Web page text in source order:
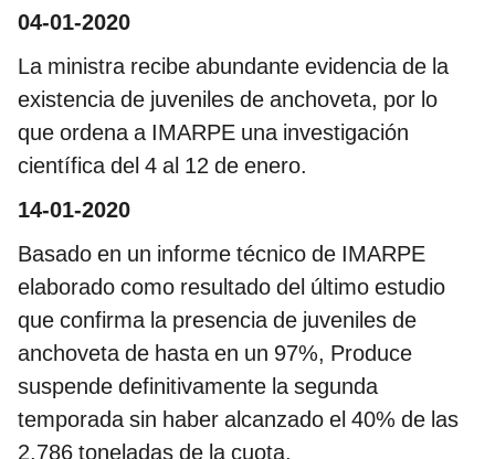
04-01-2020
La ministra recibe abundante evidencia de la
existencia de juveniles de anchoveta, por lo
que ordena a IMARPE una investigación
científica del 4 al 12 de enero.
14-01-2020
Basado en un informe técnico de IMARPE
elaborado como resultado del último estudio
que confirma la presencia de juveniles de
anchoveta de hasta en un 97%, Produce
suspende definitivamente la segunda
temporada sin haber alcanzado el 40% de las
2.786 toneladas de la cuota.